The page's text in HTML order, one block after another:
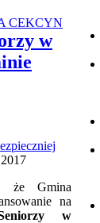
CEKCYN
w
że Gmina
na
w